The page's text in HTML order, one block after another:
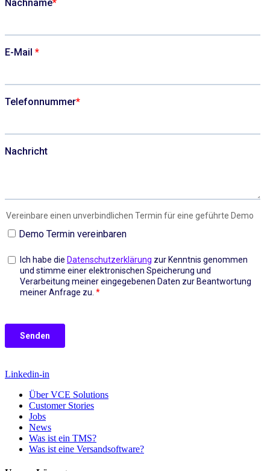
Linkedin-in
Über VCE Solutions
Customer Stories
Jobs
News
Was ist ein TMS?
Was ist eine Versandsoftware?